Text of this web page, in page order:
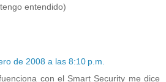
entendido)
de 2008 a las 8:10 p.m.
con el Smart Security me dice